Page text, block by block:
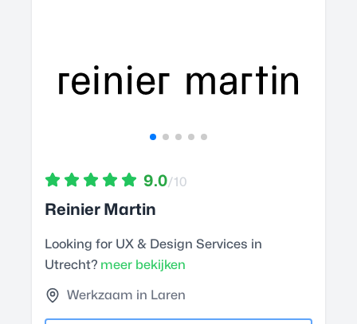
9.0/10
Reinier Martin
Looking for UX & Design Services in
Utrecht? meer bekijken
Werkzaam in Laren